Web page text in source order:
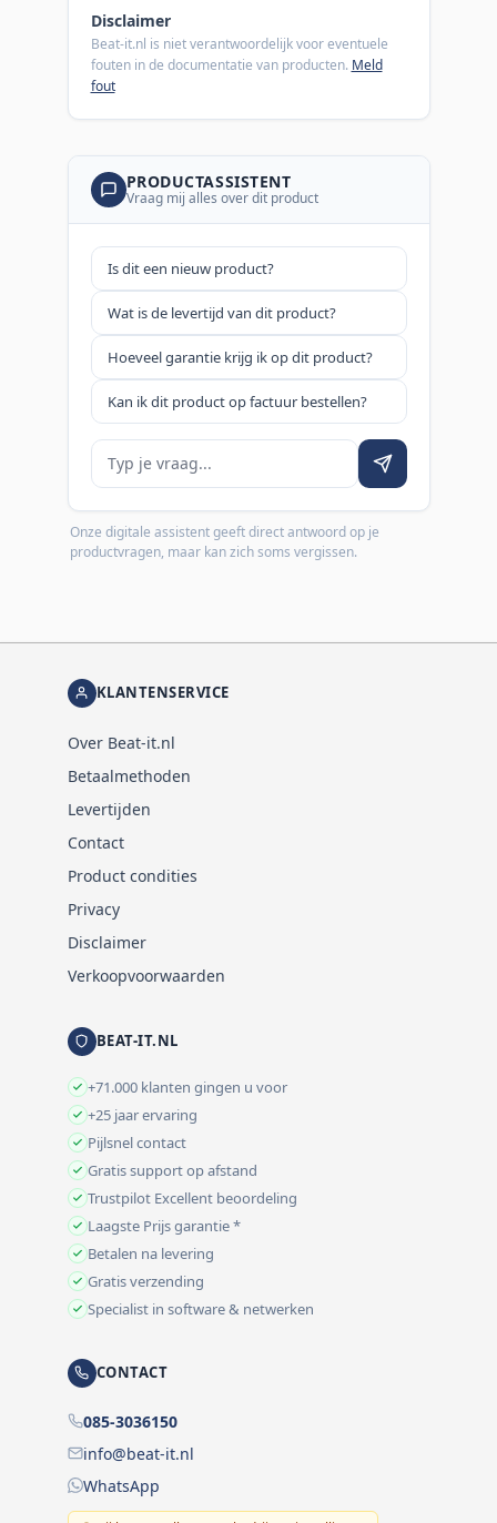
Disclaimer
Beat-it.nl is niet verantwoordelijk voor eventuele
fouten in de documentatie van producten. Meld
fout
PRODUCTASSISTENT
Vraag mij alles over dit product
Is dit een nieuw product?
Wat is de levertijd van dit product?
Hoeveel garantie krijg ik op dit product?
Kan ik dit product op factuur bestellen?
Je vraag
Onze digitale assistent geeft direct antwoord op je
productvragen, maar kan zich soms vergissen.
KLANTENSERVICE
Over Beat-it.nl
Betaalmethoden
Levertijden
Contact
Product condities
Privacy
Disclaimer
Verkoopvoorwaarden
BEAT-IT.NL
+71.000 klanten gingen u voor
+25 jaar ervaring
Pijlsnel contact
Gratis support op afstand
Trustpilot Excellent beoordeling
Laagste Prijs garantie *
Betalen na levering
Gratis verzending
Specialist in software & netwerken
CONTACT
085-3036150
info@beat-it.nl
WhatsApp